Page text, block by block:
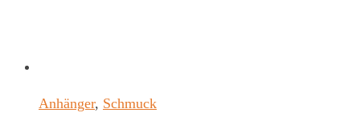
Anhänger, Schmuck